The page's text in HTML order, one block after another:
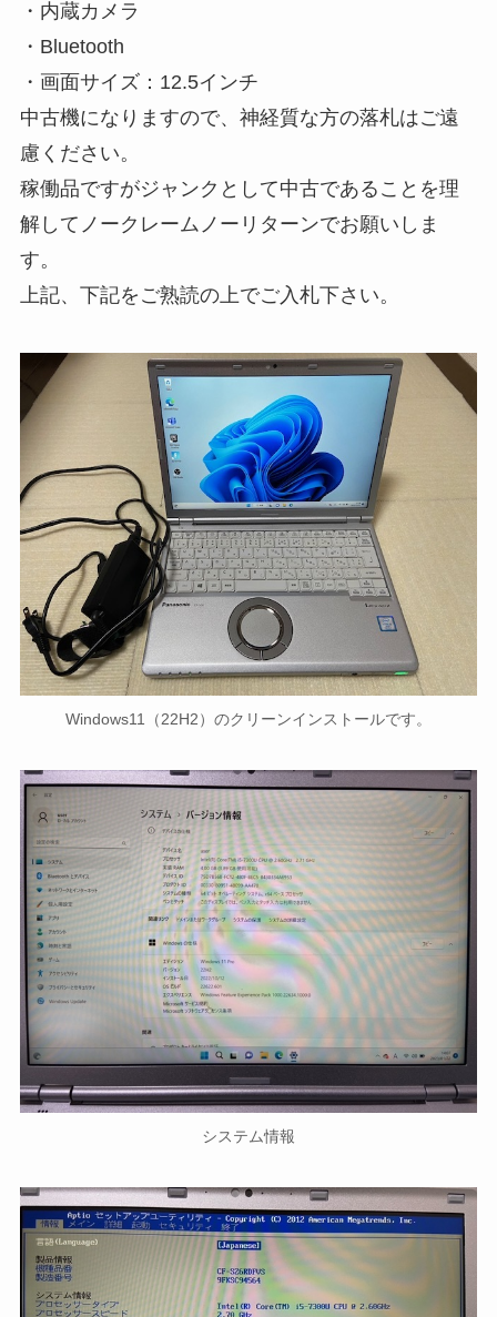
・内蔵カメラ
・Bluetooth
・画面サイズ：12.5インチ
中古機になりますので、神経質な方の落札はご遠
慮ください。
稼働品ですがジャンクとして中古であることを理
解してノークレームノーリターンでお願いしま
す。
上記、下記をご熟読の上でご入札下さい。
Windows11（22H2）のクリーンインストールです。
システム情報